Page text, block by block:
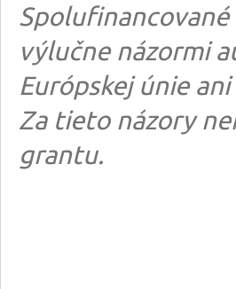
Spolufinancované
výlučne názormi
Európskej únie
Za tieto názory
grantu.